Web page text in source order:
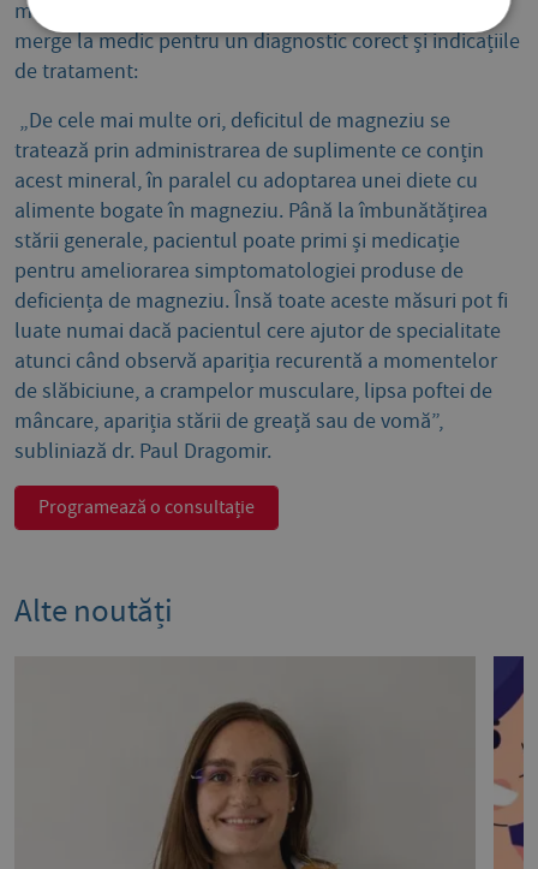
migrene. Un argument extrem de puternic pentru a
merge la medic pentru un diagnostic corect și indicațiile
de tratament:
„De cele mai multe ori, deficitul de magneziu se
tratează prin administrarea de suplimente ce conțin
acest mineral, în paralel cu adoptarea unei diete cu
alimente bogate în magneziu. Până la îmbunătățirea
stării generale, pacientul poate primi și medicație
pentru ameliorarea simptomatologiei produse de
deficiența de magneziu. Însă toate aceste măsuri pot fi
luate numai dacă pacientul cere ajutor de specialitate
atunci când observă apariția recurentă a momentelor
de slăbiciune, a crampelor musculare, lipsa poftei de
mâncare, apariția stării de greață sau de vomă”,
subliniază dr. Paul Dragomir.
Programează o consultație
Alte noutăți